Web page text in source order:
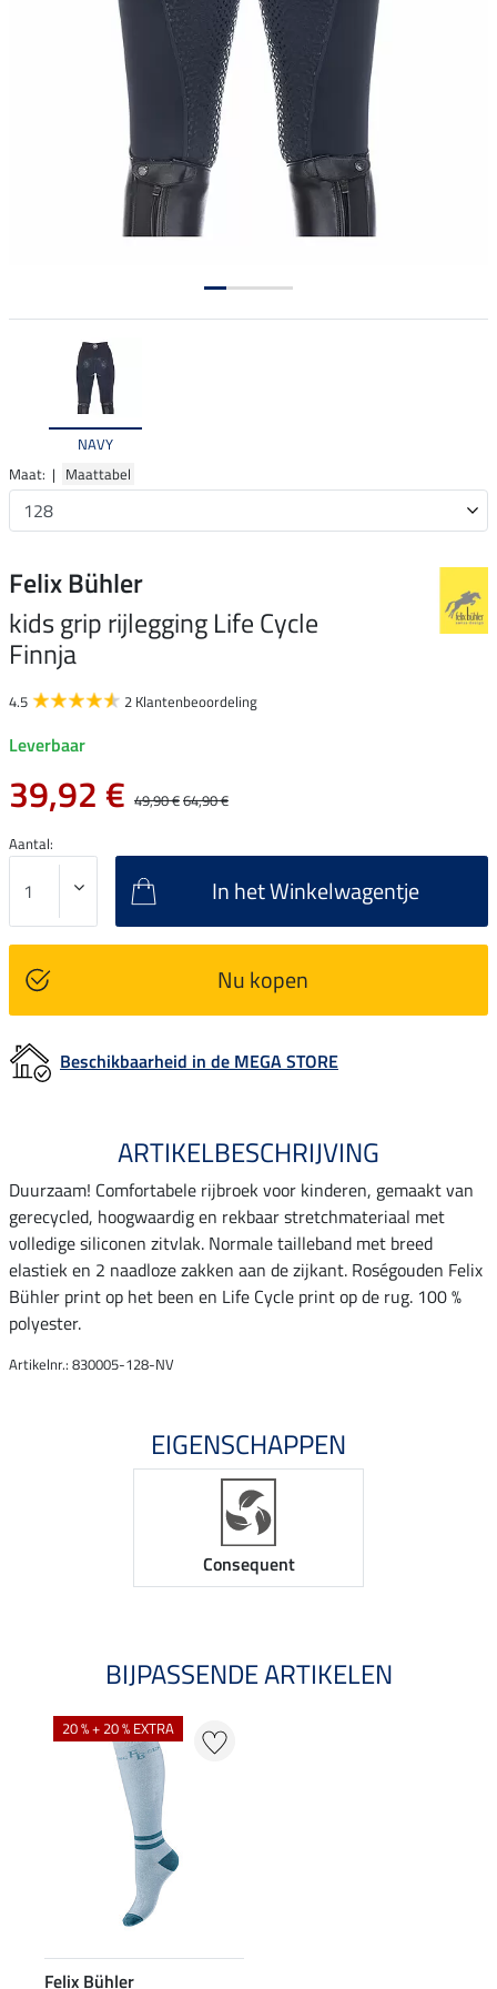
NAVY
Maat: | Maattabel
Felix Bühler
kids grip rijlegging Life Cycle
Finnja
4.5 2 Klantenbeoordeling
Leverbaar
39,92 € 49,90 €64,90 €
Aantal:
In het Winkelwagentje
Nu kopen
Beschikbaarheid in de MEGA STORE
ARTIKELBESCHRIJVING
Duurzaam! Comfortabele rijbroek voor kinderen, gemaakt van
gerecycled, hoogwaardig en rekbaar stretchmateriaal met
volledige siliconen zitvlak. Normale tailleband met breed
elastiek en 2 naadloze zakken aan de zijkant. Roségouden Felix
Bühler print op het been en Life Cycle print op de rug. 100 %
polyester.
Artikelnr.: 830005-128-NV
EIGENSCHAPPEN
Consequent
BIJPASSENDE ARTIKELEN
20 % + 20 % EXTRA
Felix Bühler